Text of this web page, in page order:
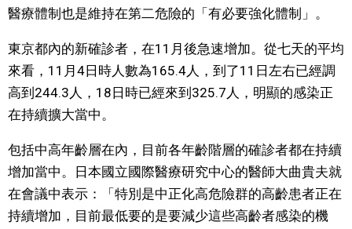
日本入門
政治外交
社會
財經
文化
醫療體制也是維持在第二危險的「有必要強化體制」。
東京都內的新確診者，在11月後急速增加。從七天的平均
來看，11月4日時人數為165.4人，到了11日左右已經調
高到244.3人，18日時已經來到325.7人，明顯的感染正
在持續擴大當中。
包括中高年齡層在內，目前各年齡階層的確診者都在持續
增加當中。日本國立國際醫療研究中心的醫師大曲貴夫就
在會議中表示：「特別是中正化高危險群的高齡患者正在
持續增加，目前最低要的是要減少這些高齡者感染的機